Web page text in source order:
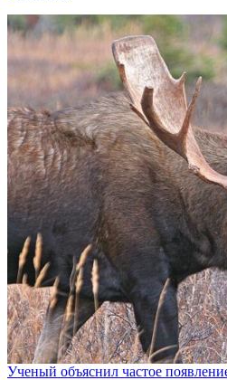
Ученый объяснил частое